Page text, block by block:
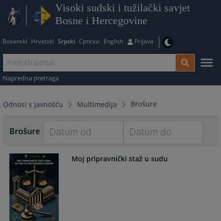
Visoki sudski i tužilački savjet
Bosne i Hercegovine
Bosanski Hrvatski Srpski Српски English Prijava
Napredna pretraga
Odnosi s javnošću Multimedija Brošure
Brošure
forward
to
interact
with
the
calendar
forward
Moj pripravnički staž u sudu